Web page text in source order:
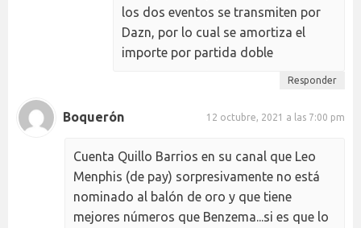
los dos eventos se transmiten por
Dazn, por lo cual se amortiza el
importe por partida doble
Responder
Boquerón 12 octubre, 2021 a las 7:00 pm
Cuenta Quillo Barrios en su canal que Leo
Menphis (de pay) sorpresivamente no está
nominado al balón de oro y que tiene
mejores números que Benzema...si es que lo